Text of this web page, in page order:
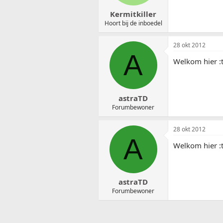
Kermitkiller
Hoort bij de inboedel
A
astraTD
Forumbewoner
28 okt 2012
Welkom hier
A
astraTD
Forumbewoner
28 okt 2012
Welkom hier